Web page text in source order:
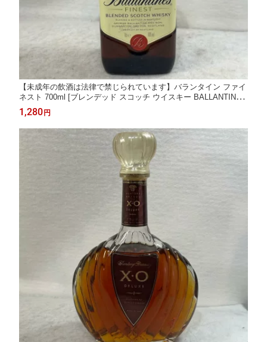
【未成年の飲酒は法律で禁じられています】バランタイン ファイ
ネスト 700ml [ブレンデッド スコッチ ウイスキー BALLANTINE 7
00ml40度
1,280円